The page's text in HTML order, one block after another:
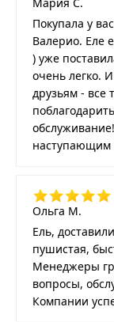
Покупала у
Валерио. Еле
) уже
очень легко.
друзьям - все
наступающим
Ольга М.
Ель,
пушистая,
Менеджеры
вопросы,
Компании